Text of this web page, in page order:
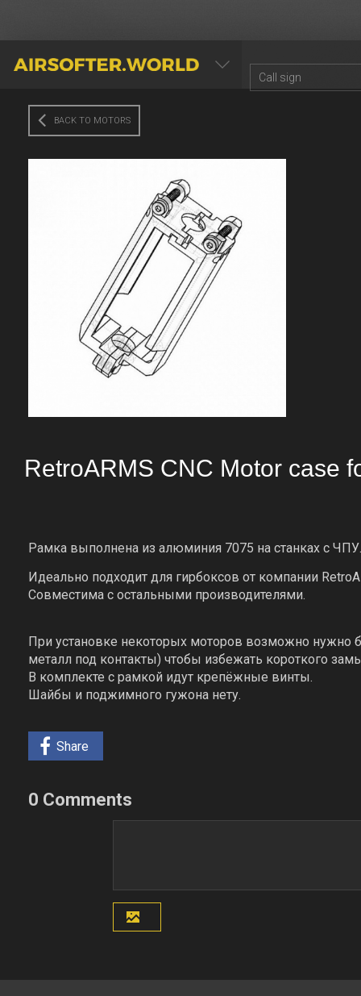
AIRSOFTER.WORLD
BACK TO MOTORS
RetroARMS CNC Motor case
Рамка выполнена из алюминия 7075 на станках с ЧПУ.
Идеально подходит для гирбоксов от компании
Совместима с остальными производителями.
При установке некоторых моторов возможно нужно
металл под контакты) чтобы избежать короткого
В комплекте с рамкой идут крепёжные винты.
Шайбы и поджимного гужона нету.
Share
0 Comments